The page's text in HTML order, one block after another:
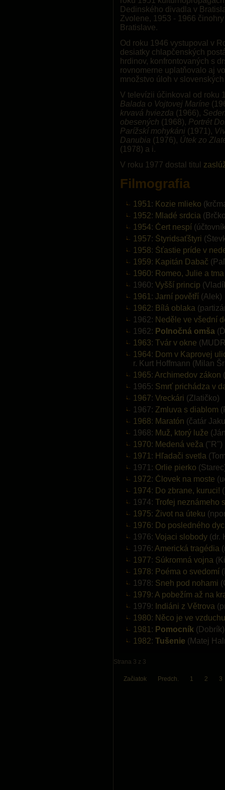
Dedinského divadla v
Zvolene, 1953 - 1966
Bratislave.
Od roku 1946 vystupoval v
desiatky chlapčenských
hrdinov, konfrontovaných s
rovnomerne uplatňovalo aj
množstvo úloh v
V televízii účinkoval od roku
Balada o Vojtovej Maríne
krvavá hviezda (1966),
obesených (1968), Portrét
Parížskí mohykáni (1971),
Danubia (1976), Útek zo
(1978) a i.
V roku 1977 dostal titul
Filmografia
1951 : Kozie mlieko
1952: Mladé srdcia
1954: Čert nespí
1957: Štyridsaťštyri
1958: Šťastie príde v
1959: Kapitán Dabač
1960: Romeo, Julie a tma
1960: Vyšší princip
1961 : Jarní povětří (Alek)
1962: Bílá oblaka
1962: Neděle ve všední
1962: Polnočná omša
1963: Tvár v okne
1964: Dom v Kaprovej
r. Kurt Hoffmann (Milan
1965: Archimedov zákon
1965: Smrť prichádza v
1967: Vreckári (Zlatičko)
1967: Zmluva s diablom
1968: Maratón (čatár
1968: Muž, ktorý luže
1970: Medená veža ("R")
1971 : Hľadači svetla
1971: Orlie pierko
1972: Človek na moste
1974: Do zbrane, kuruci!
1974: Trofej neznámeho
1975: Život na úteku
1976: Do posledného
1976: Vojaci slobody (dr.
1976: Americká tragédia
1977: Súkromná vojna
1978: Poéma o svedomí
1978: Sneh pod nohami
1979: A pobežím až na
1979: Indiáni z Větrova
1980: Něco je ve vzduchu
1981 : Pomocník (Dobrík)
1982: Tušenie (Matej
Strana 3 z 3
Začiatok Predch. 1 2 3